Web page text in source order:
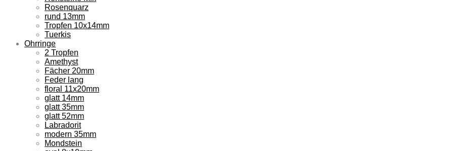
Rosenquarz
rund 13mm
Tropfen 10x14mm
Tuerkis
Ohrringe
2 Tropfen
Amethyst
Fächer 20mm
Feder lang
floral 11x20mm
glatt 14mm
glatt 35mm
glatt 52mm
Labradorit
modern 35mm
Mondstein